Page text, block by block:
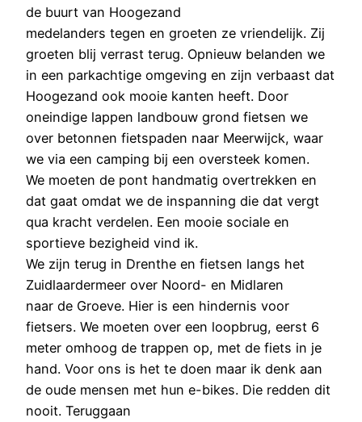
de buurt van Hoogezand
medelanders tegen en groeten ze vriendelijk. Zij
groeten blij verrast terug. Opnieuw belanden we
in een parkachtige omgeving en zijn verbaast dat
Hoogezand ook mooie kanten heeft. Door
oneindige lappen landbouw grond fietsen we
over betonnen fietspaden naar Meerwijck, waar
we via een camping bij een oversteek komen.
We moeten de pont handmatig overtrekken en
dat gaat omdat we de inspanning die dat vergt
qua kracht verdelen. Een mooie sociale en
sportieve bezigheid vind ik.
We zijn terug in Drenthe en fietsen langs het
Zuidlaardermeer over Noord- en Midlaren
naar de Groeve. Hier is een hindernis voor
fietsers. We moeten over een loopbrug, eerst 6
meter omhoog de trappen op, met de fiets in je
hand. Voor ons is het te doen maar ik denk aan
de oude mensen met hun e-bikes. Die redden dit
nooit. Teruggaan